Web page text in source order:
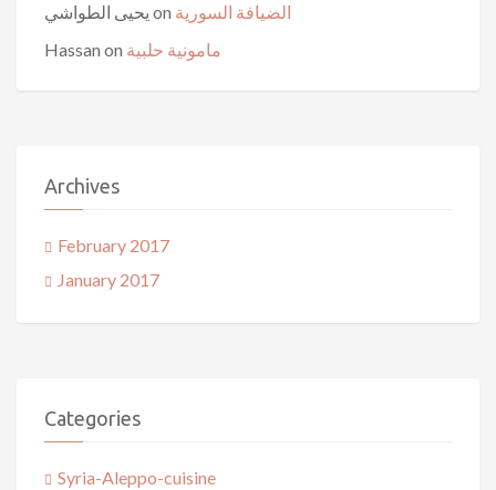
يحيى الطواشي on الضيافة السورية
Hassan on مامونية حلبية
Archives
February 2017
January 2017
Categories
Syria-Aleppo-cuisine